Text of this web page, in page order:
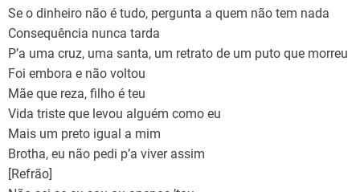
Se o dinheiro não é tudo, pergunta a quem não tem nada
Consequência nunca tarda
P’a uma cruz, uma santa, um retrato de um puto que morreu
Foi embora e não voltou
Mãe que reza, filho é teu
Vida triste que levou alguém como eu
Mais um preto igual a mim
Brotha, eu não pedi p’a viver assim
[Refrão]